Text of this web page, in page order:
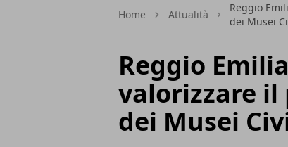
Home Attualità
Reggio
dei Musei
Reggio
valorizzare
dei Musei